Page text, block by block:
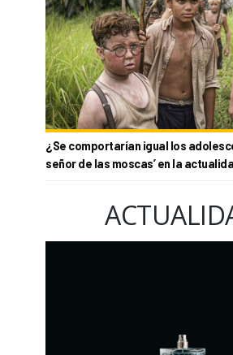
¿Se comportarían igual los
señor de las moscas’ en la